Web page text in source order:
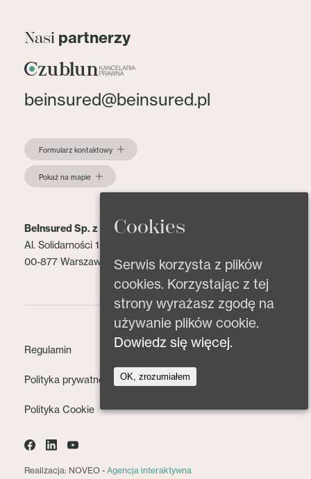
Nasi partnerzy
beinsured@beinsured.pl
Formularz kontaktowy
Pokaż na mapie
BeInsured Sp. z o.o.
Al. Solidarności 153 lok. 2
00-877 Warszawa
Regulamin
Polityka prywatności
Polityka Cookie
Realizacja: NOVEO - Agencja interaktywna
Cookies
Serwis korzysta z plików
cookies. Korzystając z tej
strony wyrażasz zgodę na
używanie plików cookie.
Dowiedz się więcej.
OK, zrozumiałem